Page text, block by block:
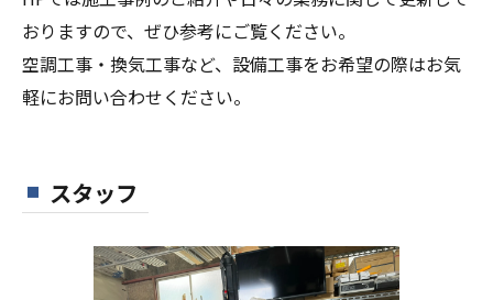
おりますので、ぜひ参考にご覧ください。
空調工事・換気工事など、設備工事をお希望の際はお気
軽にお問い合わせください。
スタッフ